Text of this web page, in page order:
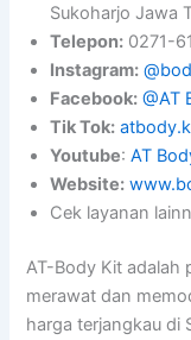
Sukoharjo Jawa
Telepon: 0271-
Instagram:
Facebook: @AT
Tik Tok:
Youtube:AT
Website:
Cek layanan
AT-Body Kit adalah
merawat dan
harga terjangkau di